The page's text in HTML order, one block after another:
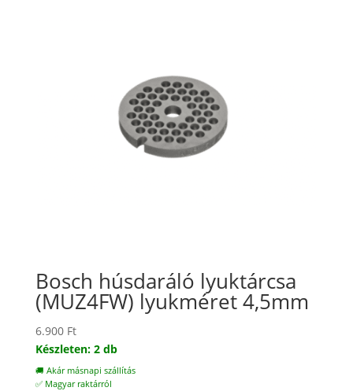
Bosch húsdaráló lyuktárcsa
(MUZ4FW) lyukméret 4,5mm
6.900 Ft
Készleten: 2 db
🚚 Akár másnapi szállítás
✅ Magyar raktárról